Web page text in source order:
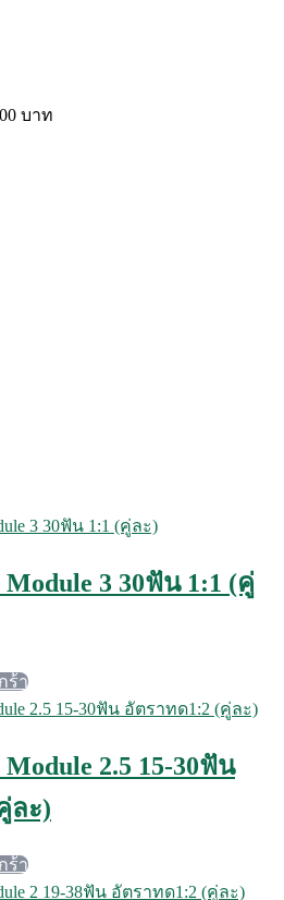
บาท
3 30ฟัน 1:1 (คู่
ร้า
2.5 15-30ฟัน
ละ)
ร้า